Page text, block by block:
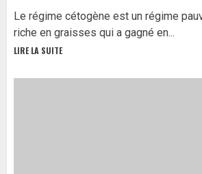
Le régime cétogène est un régime
riche en graisses qui a gagné en...
LIRE LA SUITE